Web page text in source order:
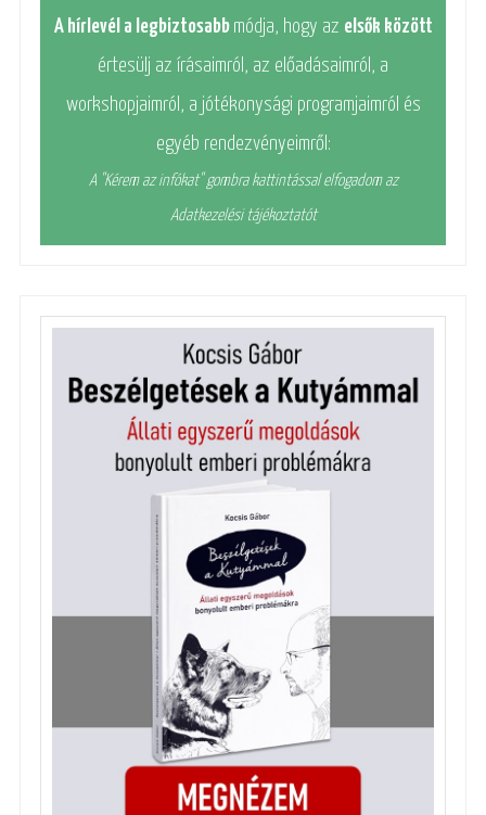
A hírlevél a legbiztosabb módja, hogy az elsők között
értesülj az írásaimról, az előadásaimról, a
workshopjaimról, a jótékonysági programjaimról és
egyéb rendezvényeimről:
A "Kérem az infókat" gombra kattintással elfogadom az
Adatkezelési tájékoztatót